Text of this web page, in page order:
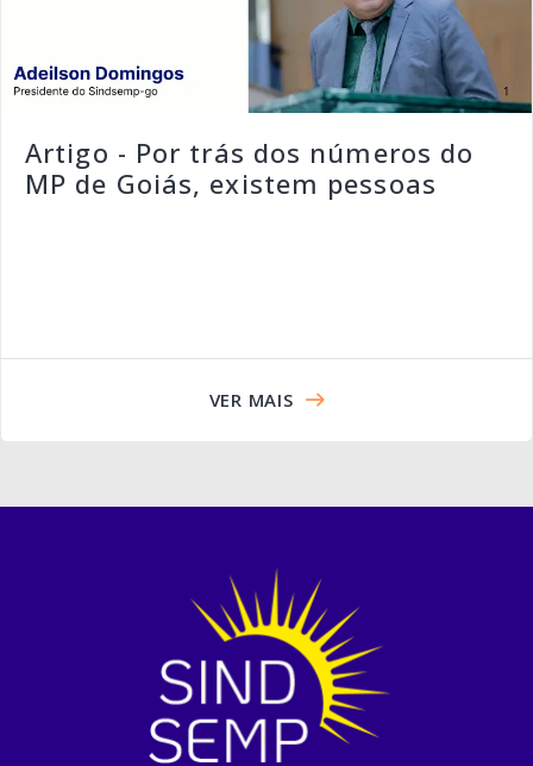
Artigo - Por trás dos números do
MP de Goiás, existem pessoas
VER MAIS